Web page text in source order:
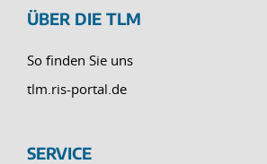
ÜBER DIE TLM
So finden Sie uns
tlm.ris-portal.de
SERVICE